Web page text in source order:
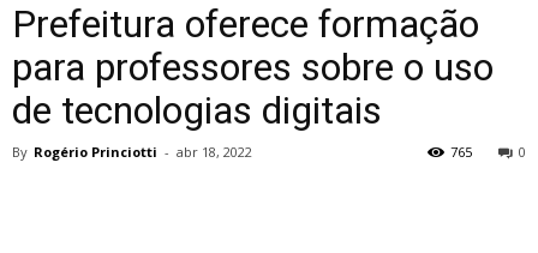
Prefeitura oferece formação
para professores sobre o uso
de tecnologias digitais
By Rogério Princiotti - abr 18, 2022 0
765